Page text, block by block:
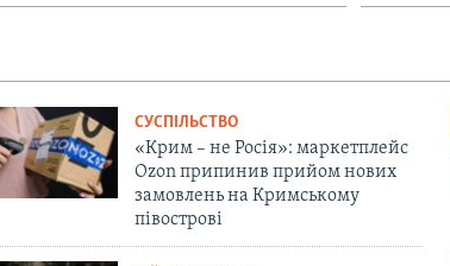
СУСПІЛЬСТВО
«Крим – не Росія»: маркетплейс
Ozon припинив прийом нових
замовлень на Кримському
півострові